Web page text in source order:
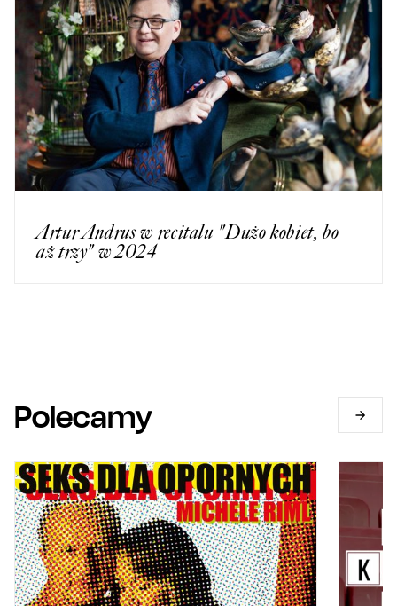
Artur Andrus w recitalu "Dużo kobiet, bo
aż trzy" w 2024
Polecamy